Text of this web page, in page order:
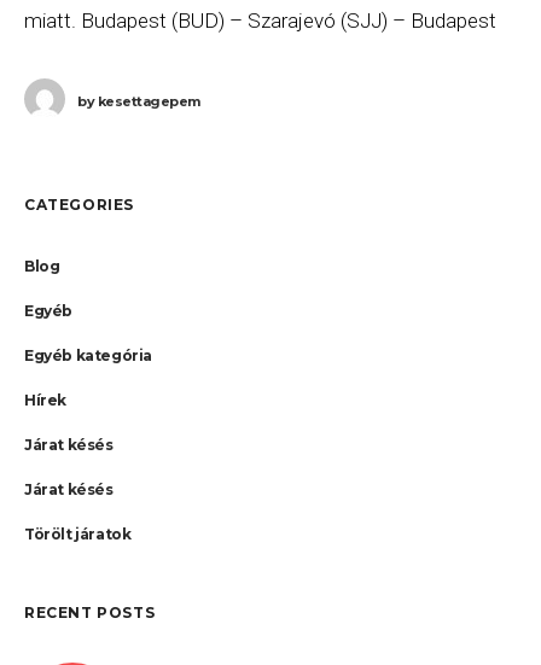
miatt. Budapest (BUD) – Szarajevó (SJJ) – Budapest
bykesettagepem
CATEGORIES
Blog
Egyéb
Egyéb kategória
Hírek
Járat késés
Járat késés
Törölt járatok
RECENT POSTS